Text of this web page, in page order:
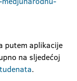
putem aplikacije
na sljedećoj
.